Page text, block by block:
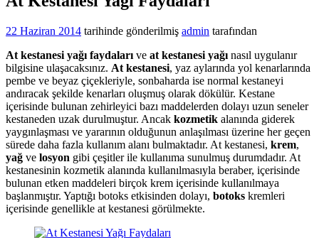
22 Haziran 2014 tarihinde gönderilmiş admin tarafından
At kestanesi yağı faydaları ve at kestanesi yağı nasıl uygulanır
bilgisine ulaşacaksınız. At kestanesi, yaz aylarında yol kenarlarında
pembe ve beyaz çiçekleriyle, sonbaharda ise normal kestaneyi
andıracak şekilde kenarları oluşmuş olarak dökülür. Kestane
içerisinde bulunan zehirleyici bazı maddelerden dolayı uzun seneler
kestaneden uzak durulmuştur. Ancak kozmetik alanında giderek
yaygınlaşması ve yararının olduğunun anlaşılması üzerine her geçen
sürede daha fazla kullanım alanı bulmaktadır. At kestanesi, krem,
yağ ve losyon gibi çeşitler ile kullanıma sunulmuş durumdadır. At
kestanesinin kozmetik alanında kullanılmasıyla beraber, içerisinde
bulunan etken maddeleri birçok krem içerisinde kullanılmaya
başlanmıştır. Yaptığı botoks etkisinden dolayı, botoks kremleri
içerisinde genellikle at kestanesi görülmekte.